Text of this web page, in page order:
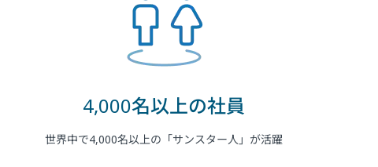
4,000名以上の社員
世界中で4,000名以上の「サンスター人」が活躍